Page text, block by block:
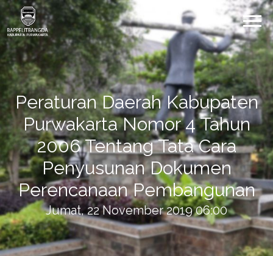
Peraturan Daerah Kabupaten
Purwakarta Nomor 4 Tahun
2006 Tentang Tata Cara
Penyusunan Dokumen
Perencanaan Pembangunan
Jumat, 22 November 2019 06:00